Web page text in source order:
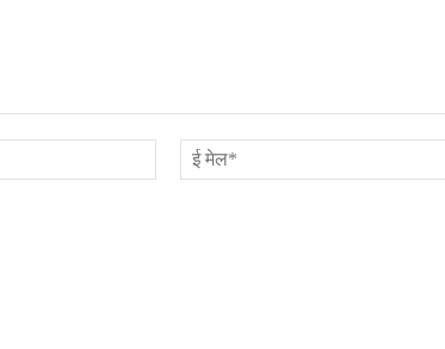
नाव*